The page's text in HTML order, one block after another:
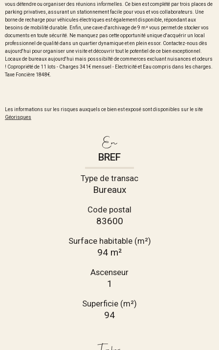
vous détendre ou organiser des réunions informelles. Ce bien est complété par trois places de
parking privatives, assurant un stationnement facile pour vous et vos collaborateurs. Une
borne de recharge pour véhicules électriques est également disponible, répondant aux
besoins de mobilité durable. Enfin, une cave d'archivage de 9 m² vous permet de stocker vos
documents en toute sécurité. Ne manquez pas cette opportunité unique d'acquérir un local
professionnel de qualité dans un quartier dynamique et en plein essor. Contactez-nous dès
aujourd'hui pour organiser une visite et découvrir tout le potentiel de ce bien exceptionnel.
Locaux de bureaux aujourd'hui mais posssibilté de commerces excluant nuisances et odeurs
! Copropriété de 11 lots - Charges 341€ mensuel - Electricité et Eau compris dans les charges.
Taxe Foncière 1848€.
Les informations sur les risques auxquels ce bien est exposé sont disponibles sur le site
Géorisques
En
BREF
Type de transac
Bureaux
Code postal
83600
Surface habitable (m²)
94 m²
Ascenseur
1
Superficie (m²)
94